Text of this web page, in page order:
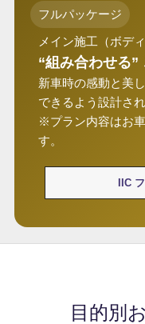
フルパッケージ
メイン施工（ボデ
“組み合わせる”
新車時の感動と美
できるよう設計され
※プラン内容はお
す。
IIC
目的別